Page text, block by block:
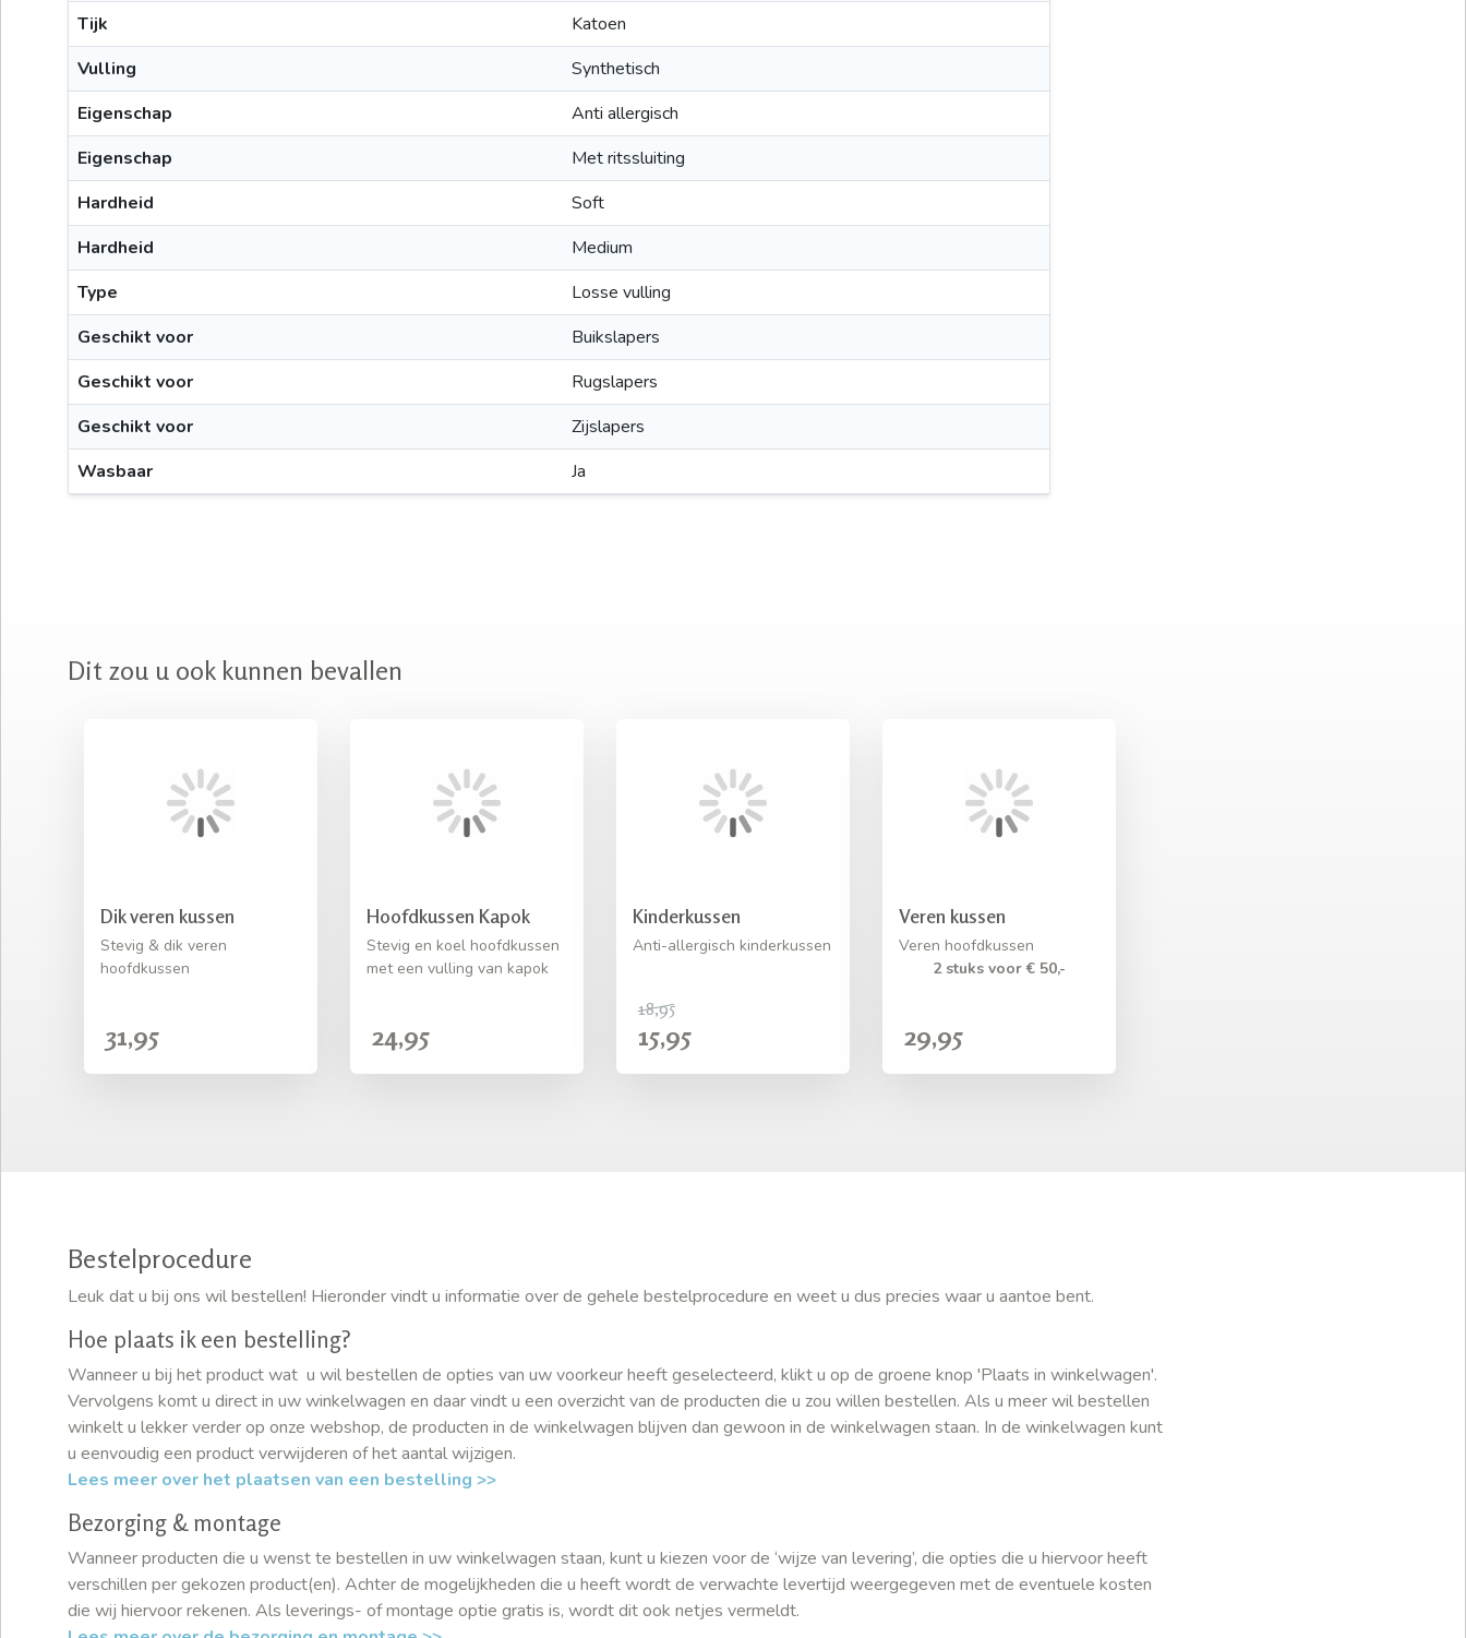
Tijk
Katoen
Vulling
Synthetisch
Eigenschap
Anti allergisch
Eigenschap
Met ritssluiting
Hardheid
Soft
Hardheid
Medium
Type
Losse vulling
Geschikt voor
Buikslapers
Geschikt voor
Rugslapers
Geschikt voor
Zijslapers
Wasbaar
Ja
Dit zou u ook kunnen bevallen
Dik veren kussen
Stevig & dik veren
hoofdkussen
31,95
Hoofdkussen Kapok
Stevig en koel hoofdkussen
met een vulling van kapok
24,95
Kinderkussen
Anti-allergisch kinderkussen
18,95
15,95
Veren kussen
Veren hoofdkussen
2 stuks voor € 50,-
29,95
Bestelprocedure
Leuk dat u bij ons wil bestellen! Hieronder vindt u informatie over de gehele bestelprocedure en weet u dus precies waar u aantoe bent.
Hoe plaats ik een bestelling?
Wanneer u bij het product wat u wil bestellen de opties van uw voorkeur heeft geselecteerd, klikt u op de groene knop 'Plaats in winkelwagen'.
Vervolgens komt u direct in uw winkelwagen en daar vindt u een overzicht van de producten die u zou willen bestellen. Als u meer wil bestellen
winkelt u lekker verder op onze webshop, de producten in de winkelwagen blijven dan gewoon in de winkelwagen staan. In de winkelwagen kunt
u eenvoudig een product verwijderen of het aantal wijzigen.
Lees meer over het plaatsen van een bestelling >>
Bezorging & montage
Wanneer producten die u wenst te bestellen in uw winkelwagen staan, kunt u kiezen voor de ‘wijze van levering’, die opties die u hiervoor heeft
verschillen per gekozen product(en). Achter de mogelijkheden die u heeft wordt de verwachte levertijd weergegeven met de eventuele kosten
die wij hiervoor rekenen. Als leverings- of montage optie gratis is, wordt dit ook netjes vermeldt.